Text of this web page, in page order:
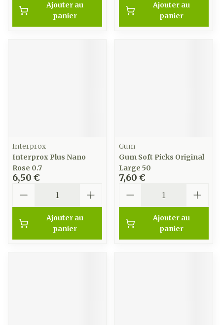
Ajouter au
panier
Ajouter au
panier
Interprox
Interprox Plus Nano
Rose 0.7
6,50 €
Ajouter au
panier
Gum
Gum Soft Picks Original
Large 50
7,60 €
Ajouter au
panier